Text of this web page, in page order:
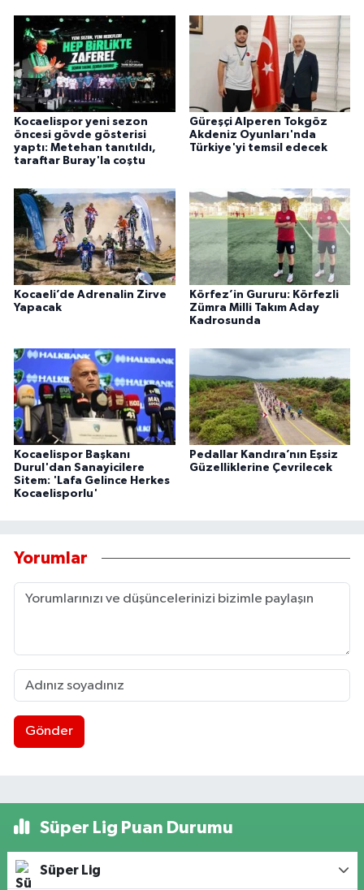
Kocaelispor yeni sezon
öncesi gövde gösterisi
yaptı: Metehan tanıtıldı,
taraftar Buray'la coştu
Güreşçi Alperen Tokgöz
Akdeniz Oyunları'nda
Türkiye'yi temsil edecek
Kocaeli’de Adrenalin Zirve
Yapacak
Körfez’in Gururu: Körfezli
Zümra Milli Takım Aday
Kadrosunda
Kocaelispor Başkanı
Durul'dan Sanayicilere
Sitem: 'Lafa Gelince Herkes
Kocaelisporlu'
Pedallar Kandıra’nın Eşsiz
Güzelliklerine Çevrilecek
Yorumlar
Gönder
Süper Lig Puan Durumu
Süper Lig